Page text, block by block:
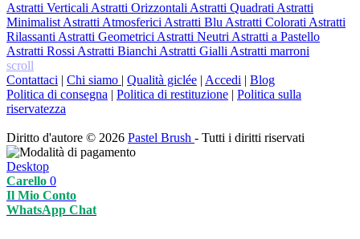
Astratti Verticali Astratti Orizzontali Astratti Quadrati Astratti
Minimalist Astratti Atmosferici Astratti Blu Astratti Colorati Astratti
Rilassanti Astratti Geometrici Astratti Neutri Astratti a Pastello
Astratti Rossi Astratti Bianchi Astratti Gialli Astratti marroni
scroll
Contattaci | Chi siamo | Qualità giclée | Accedi | Blog
Politica di consegna | Politica di restituzione | Politica sulla
riservatezza
Diritto d'autore © 2026 Pastel Brush - Tutti i diritti riservati
Desktop
Carello 0
Il Mio Conto
WhatsApp Chat